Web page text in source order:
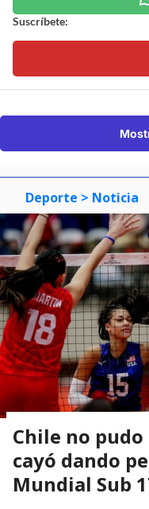
Suscríbete:
Deporte > Noticia
Chile no
cayó dando
Mundial Sub